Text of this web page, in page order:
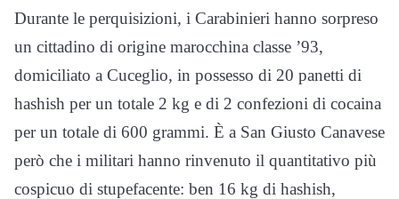
Durante le perquisizioni, i Carabinieri hanno sorpreso
un cittadino di origine marocchina classe ’93,
domiciliato a Cuceglio, in possesso di 20 panetti di
hashish per un totale 2 kg e di 2 confezioni di cocaina
per un totale di 600 grammi. È a San Giusto Canavese
però che i militari hanno rinvenuto il quantitativo più
cospicuo di stupefacente: ben 16 kg di hashish,